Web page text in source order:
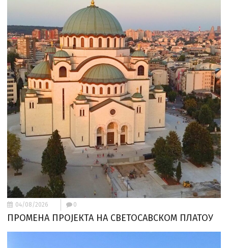
04/08/2026 0
ПРОМЕНА ПРОЈЕКТА НА СВЕТОСАВСКОМ ПЛАТОУ